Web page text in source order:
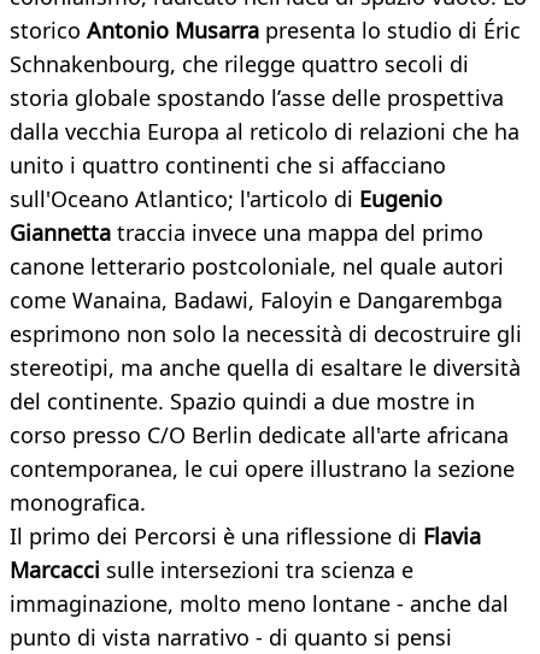
storico Antonio Musarra presenta lo studio di Éric
Schnakenbourg, che rilegge quattro secoli di
storia globale spostando l’asse delle prospettiva
dalla vecchia Europa al reticolo di relazioni che ha
unito i quattro continenti che si affacciano
sull'Oceano Atlantico; l'articolo di Eugenio
Giannetta traccia invece una mappa del primo
canone letterario postcoloniale, nel quale autori
come Wanaina, Badawi, Faloyin e Dangarembga
esprimono non solo la necessità di decostruire gli
stereotipi, ma anche quella di esaltare le diversità
del continente. Spazio quindi a due mostre in
corso presso C/O Berlin dedicate all'arte africana
contemporanea, le cui opere illustrano la sezione
monografica.
Il primo dei Percorsi è una riflessione di Flavia
Marcacci sulle intersezioni tra scienza e
immaginazione, molto meno lontane - anche dal
punto di vista narrativo - di quanto si pensi